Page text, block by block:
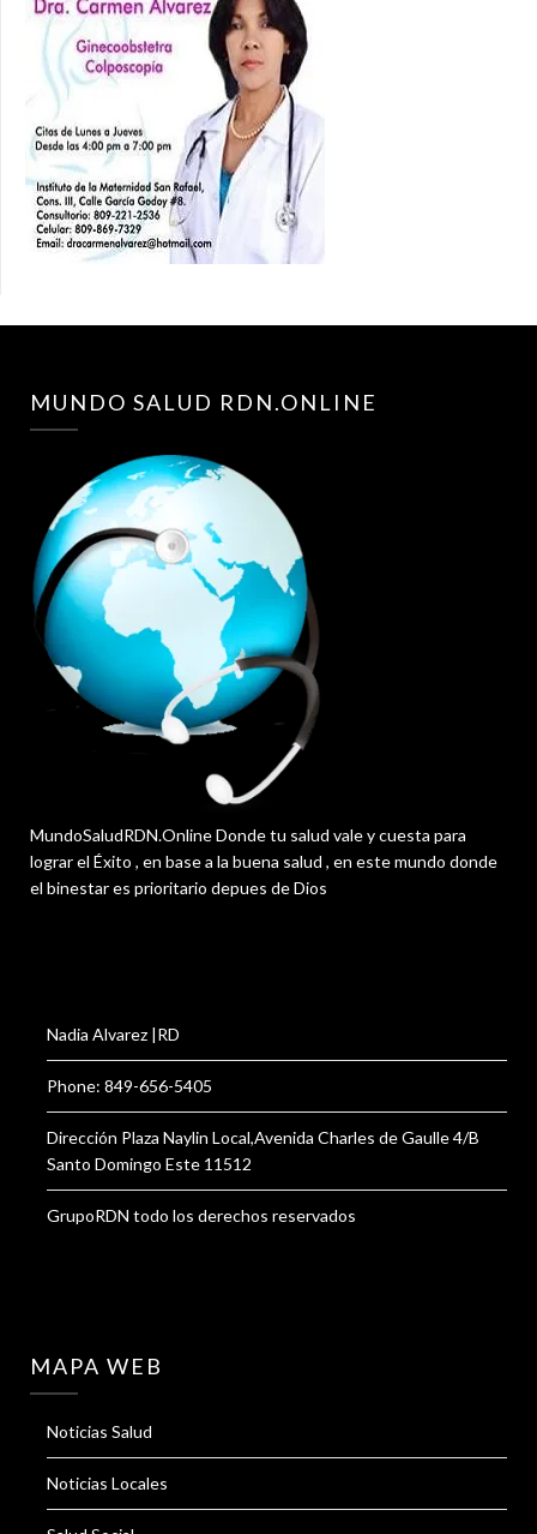
MUNDO SALUD RDN.ONLINE
MundoSaludRDN.Online Donde tu salud vale y cuesta para
lograr el Éxito , en base a la buena salud , en este mundo donde
el binestar es prioritario depues de Dios
Nadia Alvarez |RD
Phone: 849-656-5405
Dirección Plaza Naylin Local,Avenida Charles de Gaulle 4/B
Santo Domingo Este 11512
GrupoRDN todo los derechos reservados
MAPA WEB
Noticias Salud
Noticias Locales